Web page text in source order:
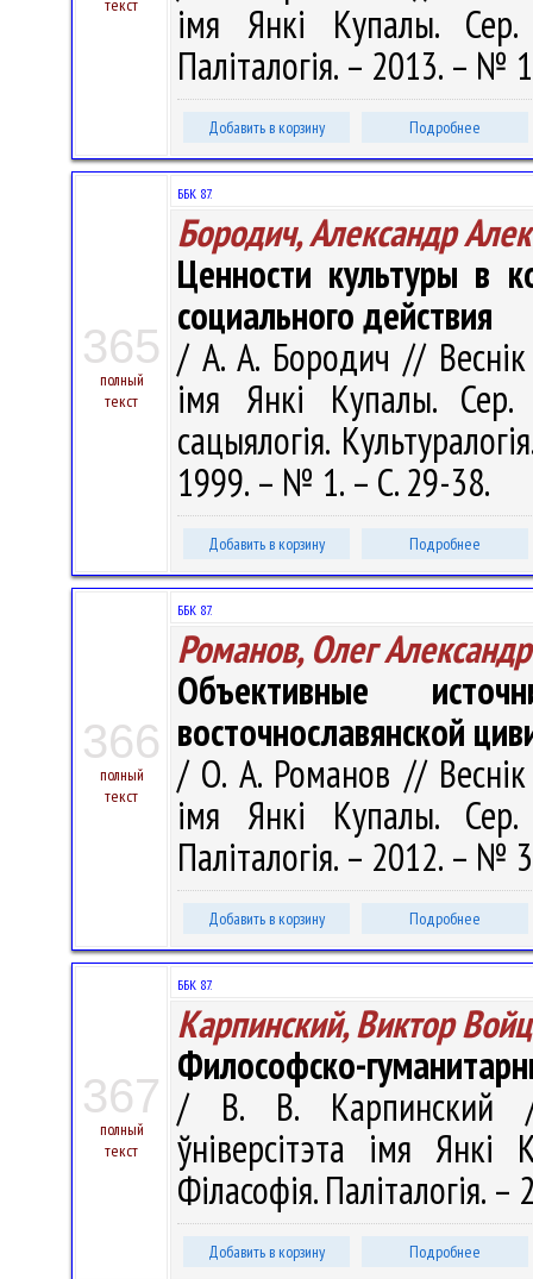
текст
імя Янкі Купалы. Сер.
Паліталогія. – 2013. – №
Добавить в корзину Подробнее
365
полный
текст
ББК 87.
Бородич, Александр
Ценности культуры в
социального действия
/ А. А. Бородич // Веснік
імя Янкі Купалы. Сер.
сацыялогія.
1999. – № 1. – С. 29-38.
Добавить в корзину Подробнее
366
полный
текст
ББК 87.
Романов, Олег
Объективные
восточнославянской
/ О. А. Романов // Веснік
імя Янкі Купалы. Сер.
Паліталогія. – 2012. – №
Добавить в корзину Подробнее
367
полный
текст
ББК 87.
Карпинский, Виктор
Философско-
/ В. В. Карпинский //
ўніверсітэта імя Янкі
Філасофія.
Добавить в корзину Подробнее